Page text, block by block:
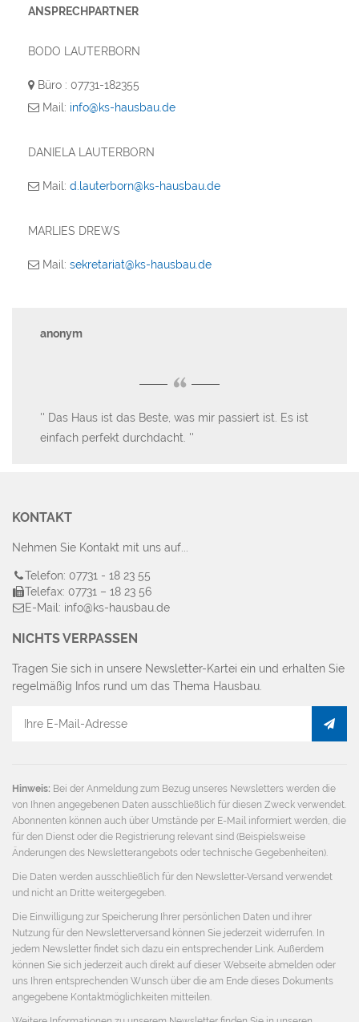
ANSPRECHPARTNER
BODO LAUTERBORN
Büro : 07731-182355
Mail: info@ks-hausbau.de
DANIELA LAUTERBORN
Mail: d.lauterborn@ks-hausbau.de
MARLIES DREWS
Mail: sekretariat@ks-hausbau.de
anonym
“
Das Haus ist das Beste, was mir passiert ist. Es ist
einfach perfekt durchdacht.
KONTAKT
Nehmen Sie Kontakt mit uns auf...
Telefon: 07731 - 18 23 55
Telefax: 07731 – 18 23 56
E-Mail: info@ks-hausbau.de
NICHTS VERPASSEN
Tragen Sie sich in unsere Newsletter-Kartei ein und erhalten Sie
regelmäßig Infos rund um das Thema Hausbau.
Hinweis: Bei der Anmeldung zum Bezug unseres Newsletters werden die
von Ihnen angegebenen Daten ausschließlich für diesen Zweck verwendet.
Abonnenten können auch über Umstände per E-Mail informiert werden, die
für den Dienst oder die Registrierung relevant sind (Beispielsweise
Änderungen des Newsletterangebots oder technische Gegebenheiten).
Die Daten werden ausschließlich für den Newsletter-Versand verwendet
und nicht an Dritte weitergegeben.
Die Einwilligung zur Speicherung Ihrer persönlichen Daten und ihrer
Nutzung für den Newsletterversand können Sie jederzeit widerrufen. In
jedem Newsletter findet sich dazu ein entsprechender Link. Außerdem
können Sie sich jederzeit auch direkt auf dieser Webseite abmelden oder
uns Ihren entsprechenden Wunsch über die am Ende dieses Dokuments
angegebene Kontaktmöglichkeiten mitteilen.